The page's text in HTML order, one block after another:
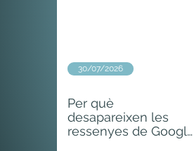
Per què
desapareixen les
ressenyes de Google
30/07/2026